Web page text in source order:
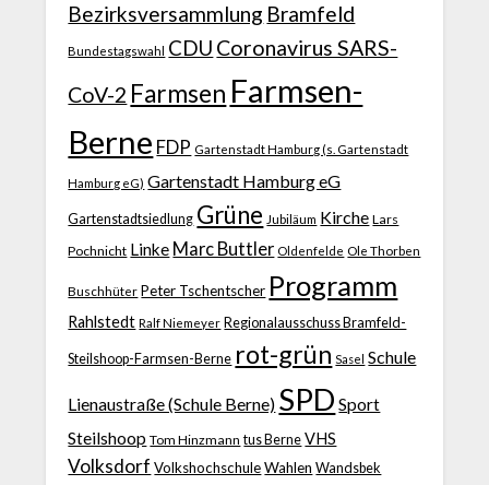
Bezirksversammlung Bramfeld
Bundestagswahl CDU Coronavirus SARS-
CoV-2 Farmsen Farmsen-
Berne FDP Gartenstadt Hamburg (s. Gartenstadt
Hamburg eG) Gartenstadt Hamburg eG
Gartenstadtsiedlung Grüne Jubiläum Kirche Lars
Pochnicht Linke Marc Buttler Oldenfelde Ole Thorben
Buschhüter Peter Tschentscher Programm
Rahlstedt Ralf Niemeyer Regionalausschuss Bramfeld-
Steilshoop-Farmsen-Berne rot-grün Sasel Schule
Lienaustraße (Schule Berne) SPD Sport
Steilshoop Tom Hinzmann tus Berne VHS
Volksdorf Volkshochschule Wahlen Wandsbek